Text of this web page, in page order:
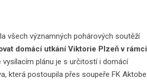
všech významných pohárových soutěží
domácí utkání Viktorie Plzeň v rámci
vysílacím plánu je s určitostí i domácí
která postoupila přes soupeře FK Aktobe